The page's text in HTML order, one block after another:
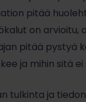
pitää
on arvioitu,
pitää pystyä
ja mihin sitä
tulkinta ja